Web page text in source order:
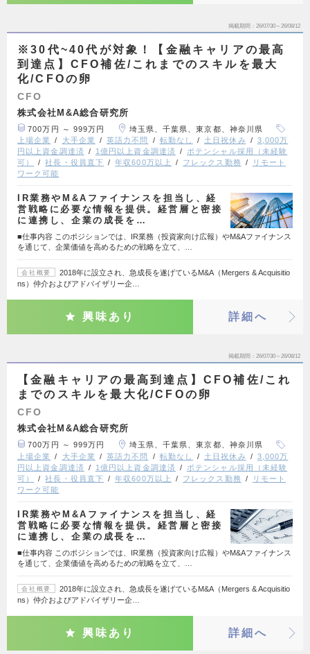
掲載期間 26/07/30～26/08/12
※30代~40代が対象！【金融キャリアの最高
到達点】CFO補佐/これまでのスキルを最大
化/CFOの卵
CFO
株式会社M&A総合研究所
700万円 ～ 999万円
埼玉県、千葉県、東京都、神奈川県
上場企業
大手企業 英語力不問 転勤なし 土日祝休み
3,000万
円以上資金調達済
1億円以上資金調達済
ポテンシャル採用（未経験
可）
社長・役員直下 年収600万以上 フレックス勤務
リモート
ワーク可能
IR業務やM&Aファイナンスを担当し、経
営戦略に必要な情報を提供。経営層と密接
に連携し、企業の成長を…
■仕事内容 このポジションでは、IR業務（投資家向け広報）やM&Aファイナンス
を通じて、企業価値を高めるための戦略を立て、…
会社概要
2018年に設立され、急成長を遂げているM&A（Mergers & Acquisitio
ns）仲介およびアドバイザリー企…
興味あり 詳細へ
掲載期間 26/07/30～26/08/12
【金融キャリアの最高到達点】CFO補佐/これ
までのスキルを最大化/CFOの卵
CFO
株式会社M&A総合研究所
700万円 ～ 999万円
埼玉県、千葉県、東京都、神奈川県
上場企業
大手企業 英語力不問 転勤なし 土日祝休み
3,000万
円以上資金調達済
1億円以上資金調達済
ポテンシャル採用（未経験
可）
社長・役員直下 年収600万以上 フレックス勤務
リモート
ワーク可能
IR業務やM&Aファイナンスを担当し、経
営戦略に必要な情報を提供。経営層と密接
に連携し、企業の成長を…
■仕事内容 このポジションでは、IR業務（投資家向け広報）やM&Aファイナンス
を通じて、企業価値を高めるための戦略を立て、…
会社概要
2018年に設立され、急成長を遂げているM&A（Mergers & Acquisitio
ns）仲介およびアドバイザリー企…
興味あり 詳細へ